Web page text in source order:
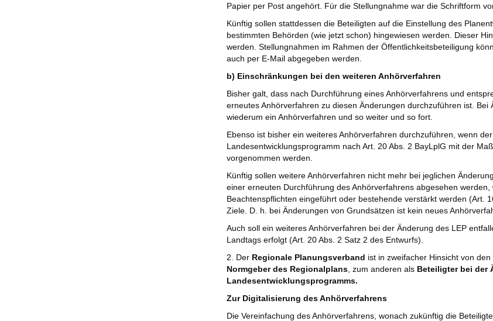
Papier per Post angehört. Für die Stellungnahme war die Schriftform
Künftig sollen stattdessen die Beteiligten auf die Einstellung des
bestimmten Behörden (wie jetzt schon) hingewiesen werden. Dieser
werden. Stellungnahmen im Rahmen der Öffentlichkeitsbeteiligung
auch per E-Mail abgegeben werden.
b) Einschränkungen bei den weiteren Anhörverfahren
Bisher galt, dass nach Durchführung eines Anhörverfahrens und
erneutes Anhörverfahren zu diesen Änderungen durchzuführen ist.
wiederum ein Anhörverfahren und so weiter und so fort.
Ebenso ist bisher ein weiteres Anhörverfahren durchzuführen, wenn
Landesentwicklungsprogramm nach Art. 20 Abs. 2 BayLplG mit der
vorgenommen werden.
Künftig sollen weitere Anhörverfahren nicht mehr bei jeglichen
einer erneuten Durchführung des Anhörverfahrens abgesehen
Beachtenspflichten eingeführt oder bestehende verstärkt werden (Art.
Ziele. D. h. bei Änderungen von Grundsätzen ist kein neues
Auch soll ein weiteres Anhörverfahren bei der Änderung des LEP
Landtags erfolgt (Art. 20 Abs. 2 Satz 2 des Entwurfs).
2. Der Regionale Planungsverband ist in zweifacher Hinsicht von
Normgeber des Regionalplans, zum anderen als Beteiligter bei der
Landesentwicklungsprogramms.
Zur Digitalisierung des Anhörverfahrens
Die Vereinfachung des Anhörverfahrens, wonach zukünftig die